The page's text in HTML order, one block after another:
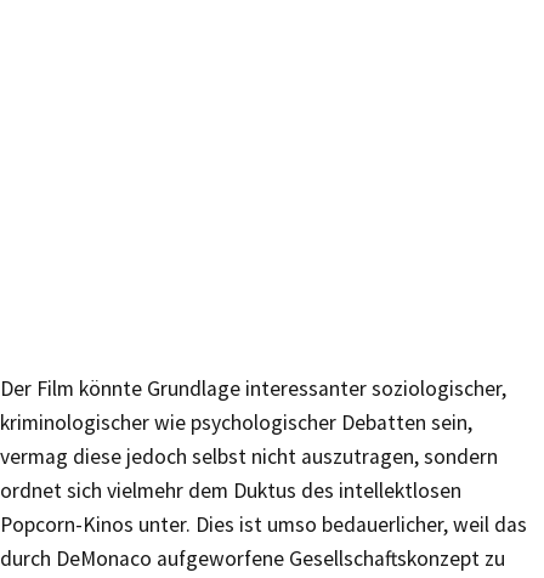
Der Film könnte Grundlage interessanter soziologischer,
kriminologischer wie psychologischer Debatten sein,
vermag diese jedoch selbst nicht auszutragen, sondern
ordnet sich vielmehr dem Duktus des intellektlosen
Popcorn-Kinos unter. Dies ist umso bedauerlicher, weil das
durch DeMonaco aufgeworfene Gesellschaftskonzept zu